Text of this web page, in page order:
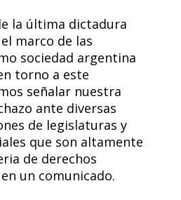
la última dictadura
marco de las
sociedad argentina
torno a este
señalar nuestra
ante diversas
de legislaturas y
que son altamente
de derechos
un comunicado.